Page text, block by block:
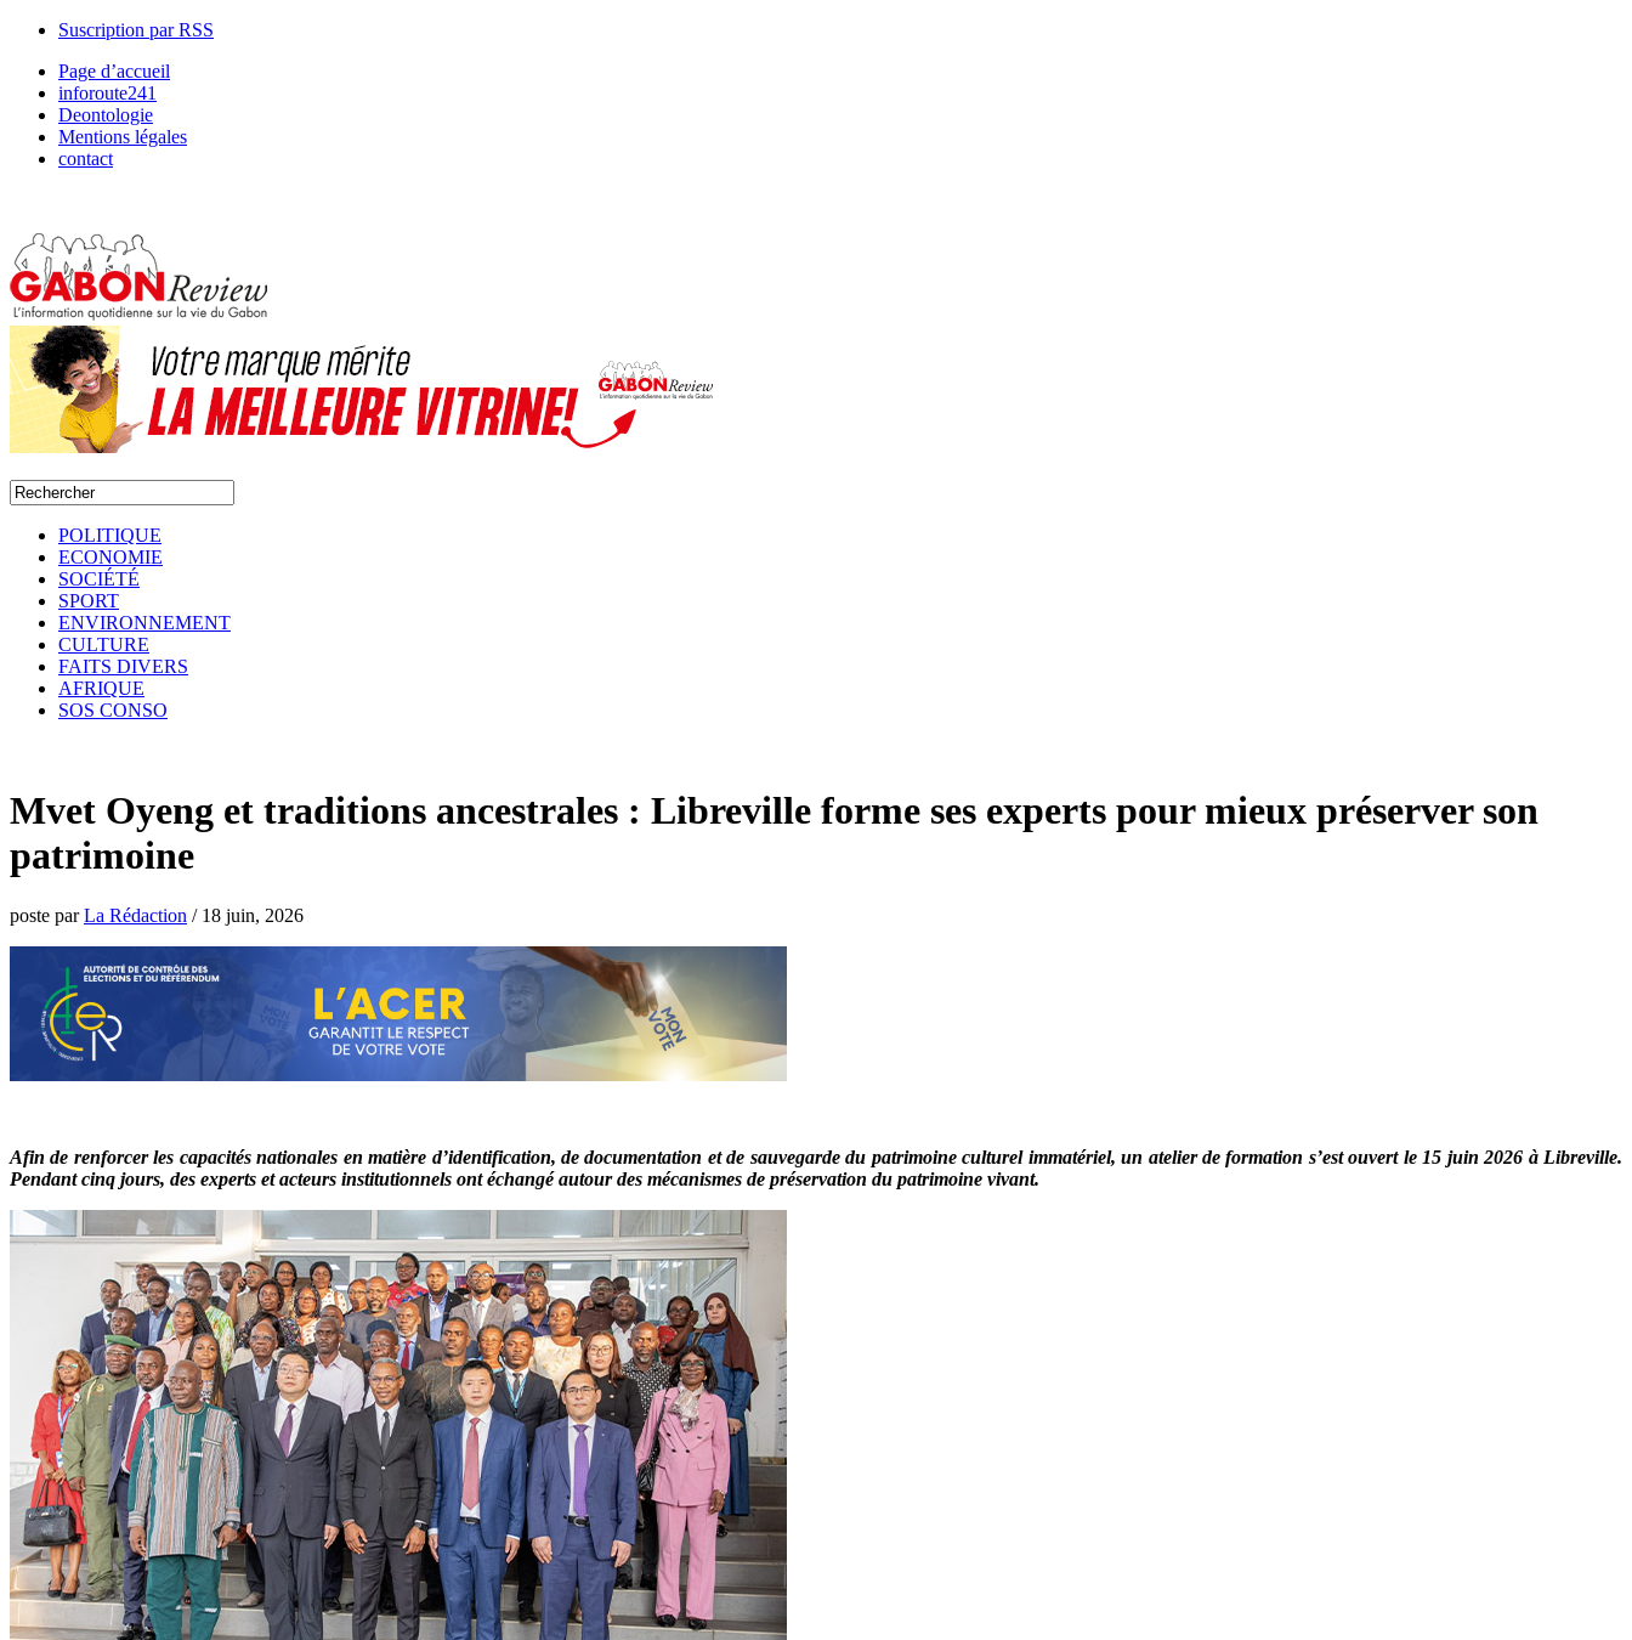
Suscription par RSS
Page d’accueil
inforoute241
Deontologie
Mentions légales
contact
POLITIQUE
ECONOMIE
SOCIÉTÉ
SPORT
ENVIRONNEMENT
CULTURE
FAITS DIVERS
AFRIQUE
SOS CONSO
Mvet Oyeng et traditions ancestrales : Libreville forme ses experts pour mieux préserver son
patrimoine
poste parLa Rédaction / 18 juin, 2026
Afin de renforcer les capacités nationales en matière d’identification, de documentation et de sauvegarde du patrimoine culturel immatériel, un atelier de formation s’est ouvert le 15 juin 2026 à Libreville.
Pendant cinq jours, des experts et acteurs institutionnels ont échangé autour des mécanismes de préservation du patrimoine vivant.